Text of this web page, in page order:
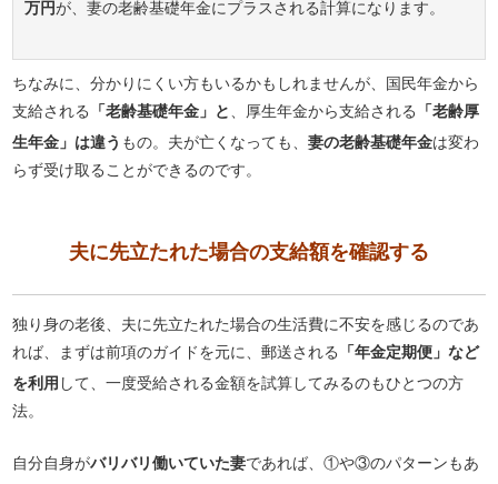
万円が、妻の老齢基礎年金にプラスされる計算になります。
ちなみに、分かりにくい方もいるかもしれませんが、国民年金から
支給される
「老齢基礎年金」と、厚生年金から支給される
「老齢厚
生年金」は違う もの。夫が亡くなっても、妻の老齢基礎年金は変わ
らず受け取ることができるのです。
夫に先立たれた場合の支給額を確認する
独り身の老後、夫に先立たれた場合の生活費に不安を感じるのであ
れば、まずは前項のガイドを元に、郵送される
「年金定期便」など
を利用 して、一度受給される金額を試算してみるのもひとつの方
法。
自分自身がバリバリ働いていた妻であれば、①や③のパターンもあ